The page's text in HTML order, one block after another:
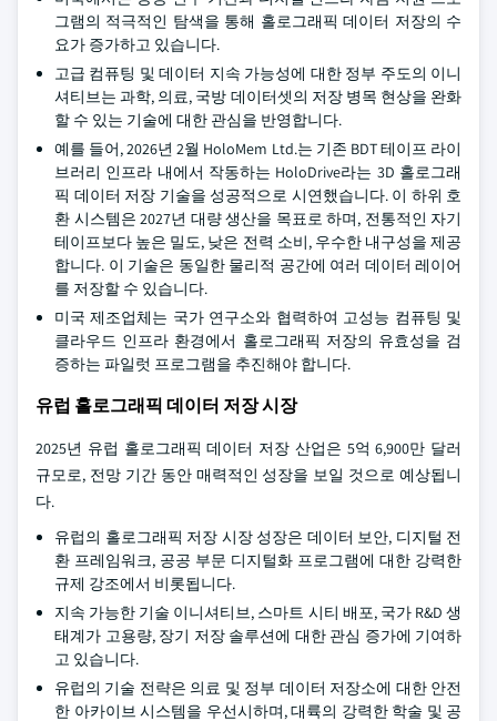
그램의 적극적인 탐색을 통해 홀로그래픽 데이터 저장의 수
요가 증가하고 있습니다.
고급 컴퓨팅 및 데이터 지속 가능성에 대한 정부 주도의 이니
셔티브는 과학, 의료, 국방 데이터셋의 저장 병목 현상을 완화
할 수 있는 기술에 대한 관심을 반영합니다.
예를 들어, 2026년 2월 HoloMem Ltd.는 기존 BDT 테이프 라이
브러리 인프라 내에서 작동하는 HoloDrive라는 3D 홀로그래
픽 데이터 저장 기술을 성공적으로 시연했습니다. 이 하위 호
환 시스템은 2027년 대량 생산을 목표로 하며, 전통적인 자기
테이프보다 높은 밀도, 낮은 전력 소비, 우수한 내구성을 제공
합니다. 이 기술은 동일한 물리적 공간에 여러 데이터 레이어
를 저장할 수 있습니다.
미국 제조업체는 국가 연구소와 협력하여 고성능 컴퓨팅 및
클라우드 인프라 환경에서 홀로그래픽 저장의 유효성을 검
증하는 파일럿 프로그램을 추진해야 합니다.
유럽 홀로그래픽 데이터 저장 시장
2025년 유럽 홀로그래픽 데이터 저장 산업은 5억 6,900만 달러
규모로, 전망 기간 동안 매력적인 성장을 보일 것으로 예상됩니
다.
유럽의 홀로그래픽 저장 시장 성장은 데이터 보안, 디지털 전
환 프레임워크, 공공 부문 디지털화 프로그램에 대한 강력한
규제 강조에서 비롯됩니다.
지속 가능한 기술 이니셔티브, 스마트 시티 배포, 국가 R&D 생
태계가 고용량, 장기 저장 솔루션에 대한 관심 증가에 기여하
고 있습니다.
유럽의 기술 전략은 의료 및 정부 데이터 저장소에 대한 안전
한 아카이브 시스템을 우선시하며, 대륙의 강력한 학술 및 공